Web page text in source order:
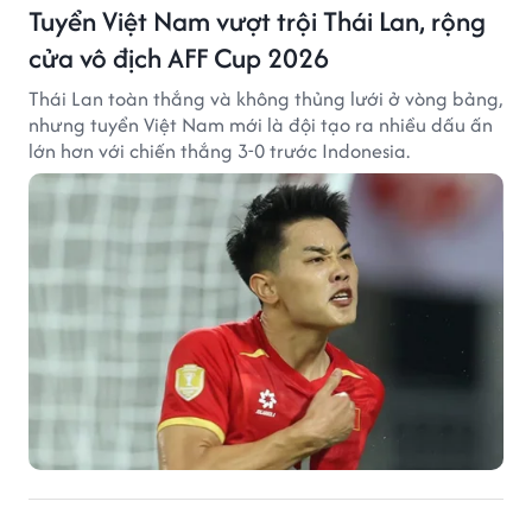
Tuyển Việt Nam vượt trội Thái Lan, rộng
cửa vô địch AFF Cup 2026
Thái Lan toàn thắng và không thủng lưới ở vòng bảng,
nhưng tuyển Việt Nam mới là đội tạo ra nhiều dấu ấn
lớn hơn với chiến thắng 3-0 trước Indonesia.